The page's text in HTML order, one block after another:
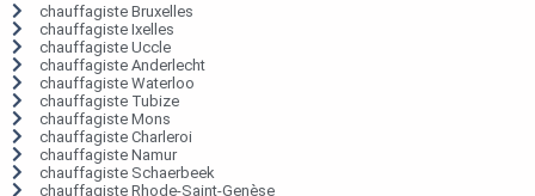
chauffagiste Bruxelles
chauffagiste Ixelles
chauffagiste Uccle
chauffagiste Anderlecht
chauffagiste Waterloo
chauffagiste Tubize
chauffagiste Mons
chauffagiste Charleroi
chauffagiste Namur
chauffagiste Schaerbeek
chauffagiste Rhode-Saint-Genèse